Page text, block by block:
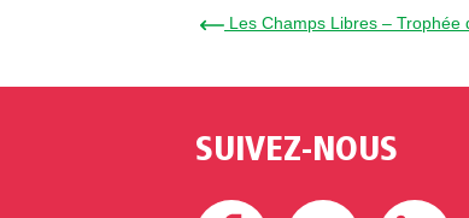
← Les Champs Libres – Trophée
SUIVEZ-NOUS
Facebook Twitter